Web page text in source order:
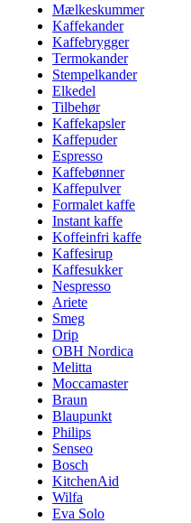
Mælkeskummer
Kaffekander
Kaffebrygger
Termokander
Stempelkander
Elkedel
Tilbehør
Kaffekapsler
Kaffepuder
Espresso
Kaffebønner
Kaffepulver
Formalet kaffe
Instant kaffe
Koffeinfri kaffe
Kaffesirup
Kaffesukker
Nespresso
Ariete
Smeg
Drip
OBH Nordica
Melitta
Moccamaster
Braun
Blaupunkt
Philips
Senseo
Bosch
KitchenAid
Wilfa
Eva Solo